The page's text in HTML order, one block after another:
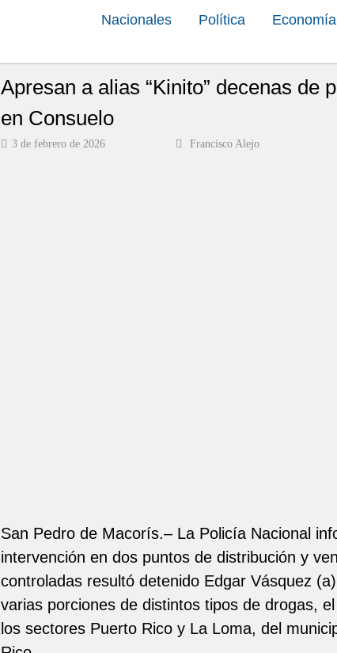
Nacionales Política Economía
Apresan a alias “Kinito” decenas de
en Consuelo
3 de febrero de 2026 Francisco Alejo
San Pedro de Macorís.– La Policía Nacional
intervención en dos puntos de distribución y
controladas resultó detenido Edgar Vásquez
varias porciones de distintos tipos de drogas,
los sectores Puerto Rico y La Loma, del